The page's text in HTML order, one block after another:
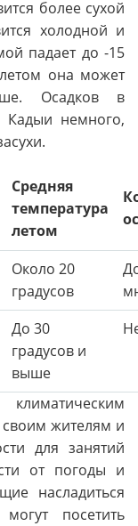
более сухой
холодной и
падает до -15
она может
Осадков в
Кадыи немного,
Средняя
температура
летом
Около 20
градусов
До 30
градусов и
выше
своим жителям и
для занятий
от погоды и
насладиться
посетить